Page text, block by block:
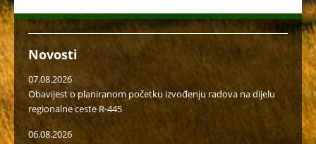
Novosti
07.08.2026
Obavijest o planiranom početku izvođenju radova na dijelu
regionalne ceste R-445
06.08.2026